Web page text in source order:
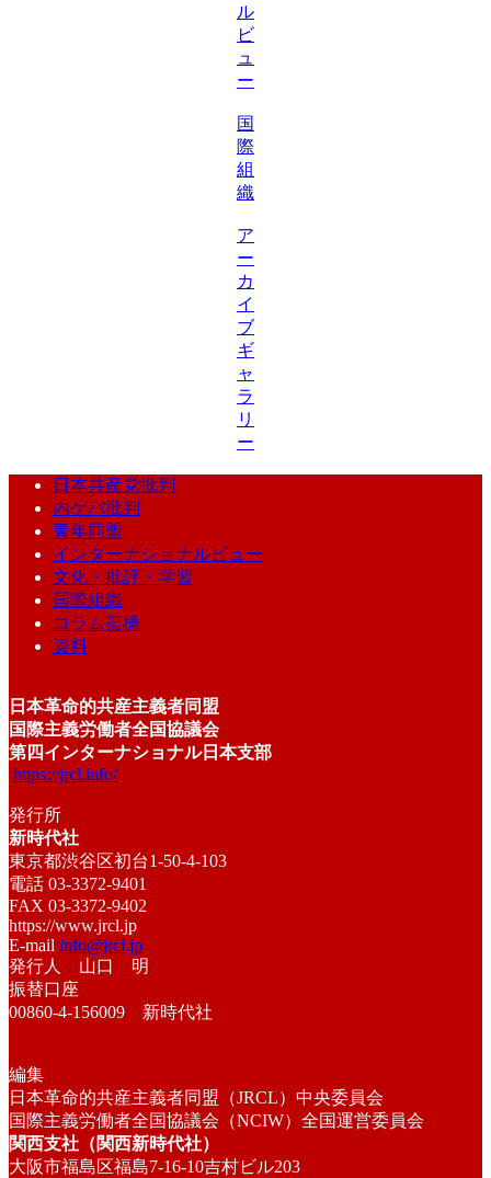
ル
ビ
ュ
ー
国
際
組
織
ア
ー
カ
イ
ブ
ギ
ャ
ラ
リ
ー
日本共産党批判
内ゲバ批判
青年同盟
インターナショナルビュー
文化・批評・学習
国際組織
コラム架橋
資料
日本革命的共産主義者同盟
国際主義労働者全国協議会
第四インターナショナル日本支部
https://jrcl.info/
発行所
新時代社
東京都渋谷区初台1-50-4-103
電話 03-3372-9401
FAX 03-3372-9402
https://www.jrcl.jp
E-mail info@jrcl.jp
発行人 山口 明
振替口座
00860-4-156009 新時代社
編集
日本革命的共産主義者同盟（JRCL）中央委員会
国際主義労働者全国協議会（NCIW）全国運営委員会
関西支社（関西新時代社）
大阪市福島区福島7-16-10吉村ビル203